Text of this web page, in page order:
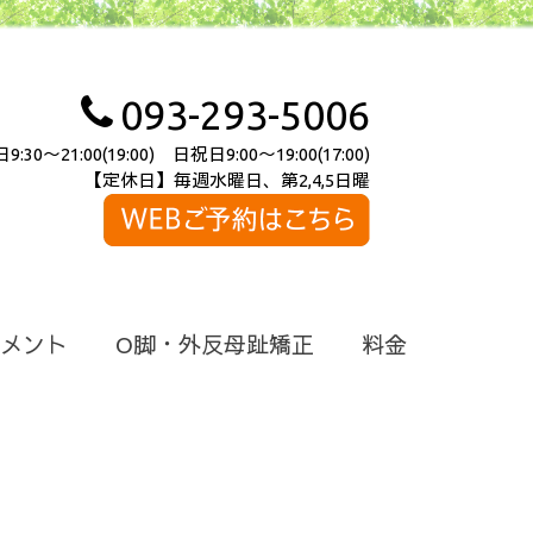
093-293-5006
9:30～21:00(19:00) 日祝日9:00～19:00(17:00)
【定休日】毎週水曜日、第2,4,5日曜
ント O脚・外反母趾矯正 料金